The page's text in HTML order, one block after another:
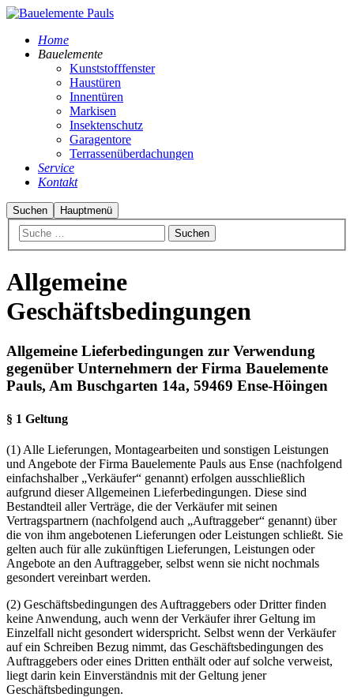
Home
Bauelemente
Kunststofffenster
Haustüren
Innentüren
Markisen
Insektenschutz
Garagentore
Terrassenüberdachungen
Service
Kontakt
Suchen Hauptmenü
Allgemeine
Geschäftsbedingungen
Allgemeine Lieferbedingungen zur Verwendung
gegenüber Unternehmern der Firma Bauelemente
Pauls, Am Buschgarten 14a, 59469 Ense-Höingen
§ 1 Geltung
(1) Alle Lieferungen, Montagearbeiten und sonstigen Leistungen
und Angebote der Firma Bauelemente Pauls aus Ense (nachfolgend
einfachshalber „Verkäufer“ genannt) erfolgen ausschließlich
aufgrund dieser Allgemeinen Lieferbedingungen. Diese sind
Bestandteil aller Verträge, die der Verkäufer mit seinen
Vertragspartnern (nachfolgend auch „Auftraggeber“ genannt) über
die von ihm angebotenen Lieferungen oder Leistungen schließt. Sie
gelten auch für alle zukünftigen Lieferungen, Leistungen oder
Angebote an den Auftraggeber, selbst wenn sie nicht nochmals
gesondert vereinbart werden.
(2) Geschäftsbedingungen des Auftraggebers oder Dritter finden
keine Anwendung, auch wenn der Verkäufer ihrer Geltung im
Einzelfall nicht gesondert widerspricht. Selbst wenn der Verkäufer
auf ein Schreiben Bezug nimmt, das Geschäftsbedingungen des
Auftraggebers oder eines Dritten enthält oder auf solche verweist,
liegt darin kein Einverständnis mit der Geltung jener
Geschäftsbedingungen.